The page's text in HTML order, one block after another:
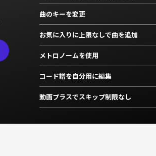
曲のキーを変更
お気に入りに上限なしで曲を追加
メトロノームを使用
コード譜を自分用に編集
動画プラスでスキップ制限なし